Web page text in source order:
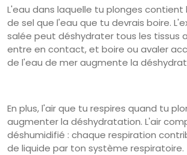
L'eau dans laquelle tu plonges contient
de sel que l'eau que tu devrais boire.
salée peut déshydrater tous les tissus
entre en contact, et boire ou avaler
de l'eau de mer augmente la
En plus, l'air que tu respires quand tu
augmenter la déshydratation. L'air
déshumidifié : chaque respiration
de liquide par ton système respiratoire.